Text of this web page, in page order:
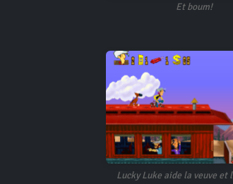
Et boum!
Lucky Luke aide la veuve et